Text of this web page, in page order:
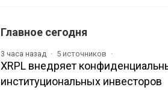
Главное сегодня
3 часа назад 5 источников
XRPL внедряет
институциональных инвесторов